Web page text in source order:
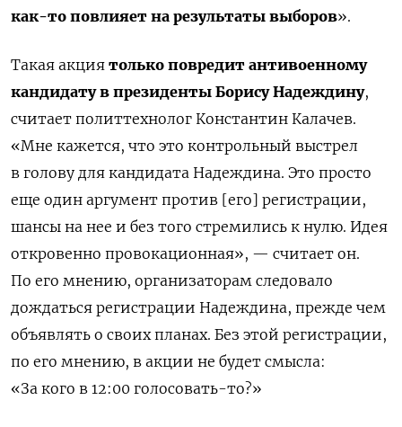
как-то повлияет на результаты выборов».
Такая акция только повредит антивоенному
кандидату в президенты Борису Надеждину,
считает политтехнолог Константин Калачев.
«Мне кажется, что это контрольный выстрел
в голову для кандидата Надеждина. Это просто
еще один аргумент против [его] регистрации,
шансы на нее и без того стремились к нулю. Идея
откровенно провокационная», — считает он.
По его мнению, организаторам следовало
дождаться регистрации Надеждина, прежде чем
объявлять о своих планах. Без этой регистрации,
по его мнению, в акции не будет смысла:
«За кого в 12:00 голосовать-то?»